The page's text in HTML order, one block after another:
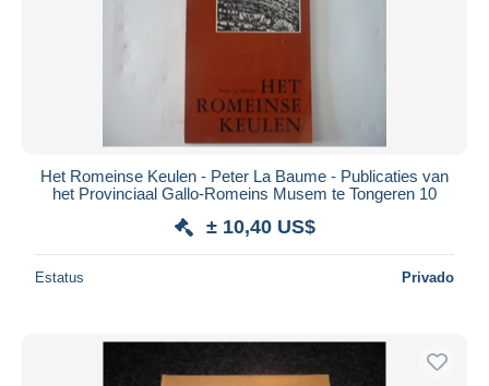
Het Romeinse Keulen - Peter La Baume - Publicaties van
het Provinciaal Gallo-Romeins Musem te Tongeren 10
± 10,40 US$
Estatus Privado